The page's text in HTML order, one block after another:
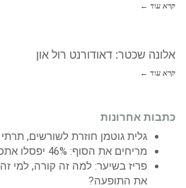
קרא עוד ←
אלונה שכטר: דאודורנט רול און
קרא עוד ←
כתבות אחרונות
גלית גוטמן חוזרת לשורשים,
מריחים את הסוף: 46% יפסלו אתכם על חולצה מיוזעת
פריז בשיער: למה זה קורה, למי
את התופעה?